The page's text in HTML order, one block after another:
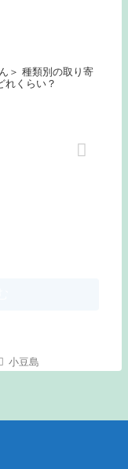
＞ 種類別の取り寄
れくらい？
小豆島